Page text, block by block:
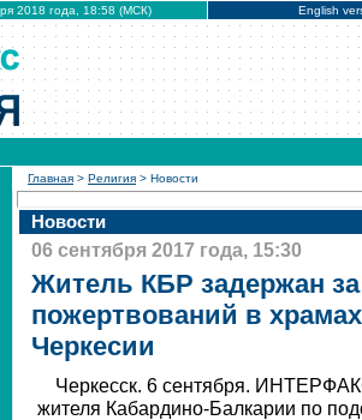
2018 года, 18:58 (МСК) English
Главная > Религия > Новости
Новости
06 сентября 2017 года, 15:30
Житель КБР задержан
пожертвований в
Черкесии
Черкесск. 6 сентября.
жителя Кабардино-Балкарии по